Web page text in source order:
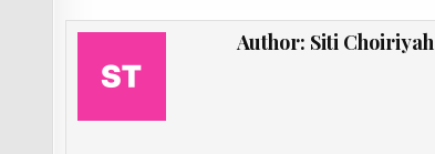
Author: Siti Choiriyah